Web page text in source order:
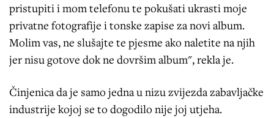
pristupiti i mom telefonu te pokušati ukrasti moje
privatne fotografije i tonske zapise za novi album.
Molim vas, ne slušajte te pjesme ako naletite na njih
jer nisu gotove dok ne dovršim album", rekla je.
Činjenica da je samo jedna u nizu zvijezda zabavljačke
industrije kojoj se to dogodilo nije joj utjeha.